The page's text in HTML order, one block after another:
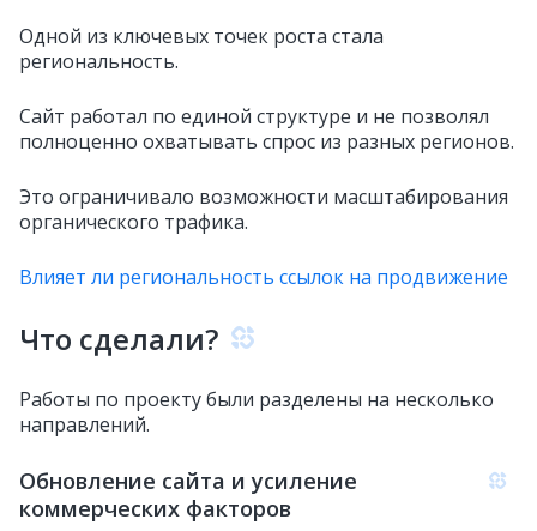
Одной из ключевых точек роста стала
региональность.
Сайт работал по единой структуре и не позволял
полноценно охватывать спрос из разных регионов.
Это ограничивало возможности масштабирования
органического трафика.
Влияет ли региональность ссылок на продвижение
Что сделали?
Работы по проекту были разделены на несколько
направлений.
Обновление сайта и усиление
коммерческих факторов